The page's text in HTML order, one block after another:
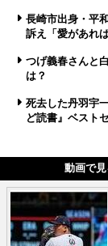
長崎市出身・平
訴え「愛があれ
つげ義春さんと
は？
死去した丹羽宇
ど読書』ベスト
動画で見